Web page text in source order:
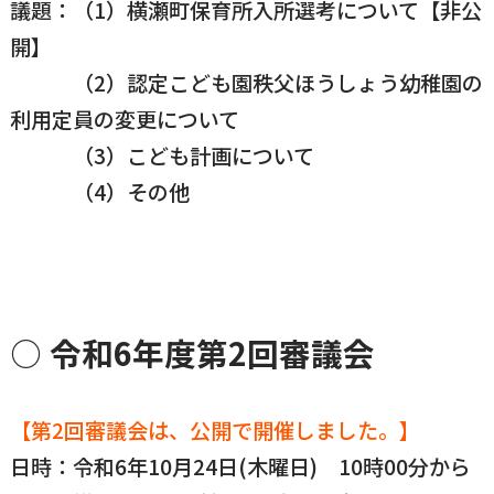
議題：（1）横瀬町保育所入所選考について【非公
開】
（2）認定こども園秩父ほうしょう幼稚園の
利用定員の変更について
（3）こども計画について
（4）その他
○ 令和6年度第2回審議会
【第2回審議会は、公開で開催しました。】
日時：令和6年10月24日(木曜日) 10時00分から